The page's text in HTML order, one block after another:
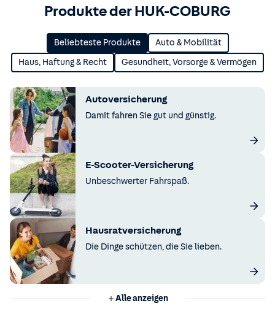
Produkte der HUK-COBURG
Beliebteste Produkte Auto & Mobilität
Haus, Haftung & Recht Gesundheit, Vorsorge & Vermögen
Autoversicherung
Damit fahren Sie gut und günstig.
E-Scooter-Versicherung
Unbeschwerter Fahrspaß.
Hausratversicherung
Die Dinge schützen, die Sie lieben.
Alle anzeigen